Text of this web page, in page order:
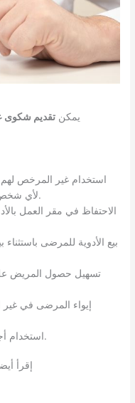
يمكن تقديم
استخدام غير المرخص
لأي شخص يمارس مهنة صحية بصورة غير مشروعة.
الاحتفاظ في مقر العمل
بيع الأدوية للمرضى باستثناء
تسهيل حصول المريض على
إيواء المرضى في غير
استخدام أجهزة كشف، أو علاج محظورة في المملكة.
إقرأ